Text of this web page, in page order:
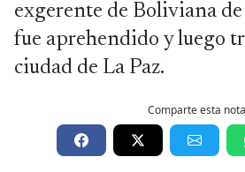
exgerente de Boliviana
fue aprehendido y luego
ciudad de La Paz.
Comparte esta